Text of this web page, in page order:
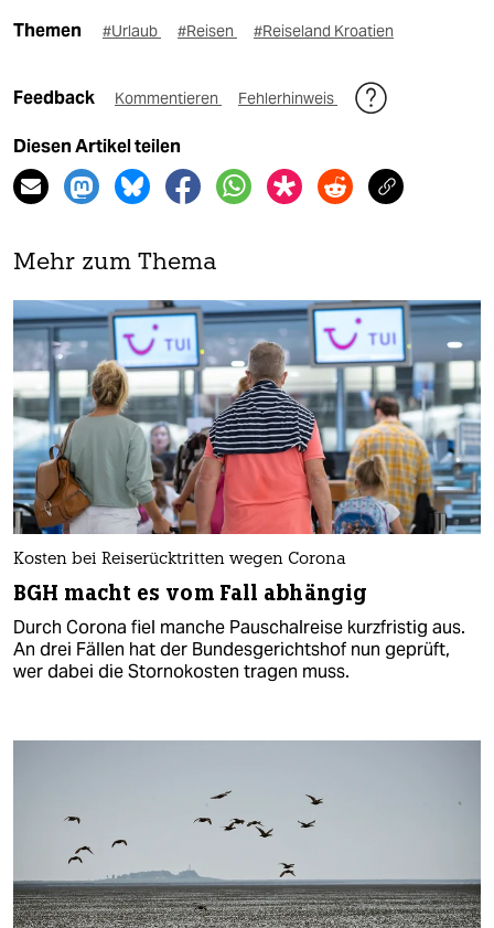
Themen #Urlaub #Reisen #Reiseland Kroatien
Feedback Kommentieren Fehlerhinweis
Diesen Artikel teilen
Mehr zum Thema
Kosten bei Reiserücktritten wegen Corona
BGH macht es vom Fall abhängig
Durch Corona fiel manche Pauschalreise kurzfristig aus.
An drei Fällen hat der Bundesgerichtshof nun geprüft,
wer dabei die Stornokosten tragen muss.